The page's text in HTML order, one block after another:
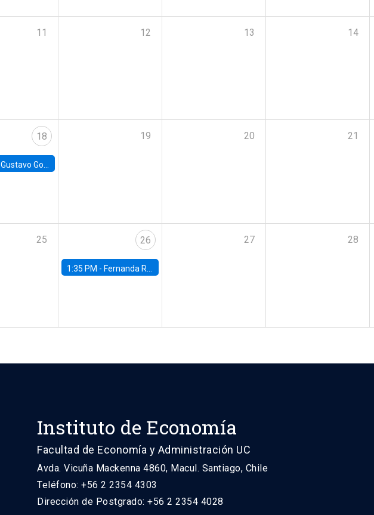
11 12 13 14
18
Gustavo González, Banco Central de Chile
19 20 21
25 26
1:35 PM - Fernanda Rojas Ampuero, University of Wisconsin-Madison
27 28
Instituto de Economía
Facultad de Economía y Administración UC
Avda. Vicuña Mackenna 4860, Macul. Santiago, Chile
Teléfono: +56 2 2354 4303
Dirección de Postgrado: +56 2 2354 4028